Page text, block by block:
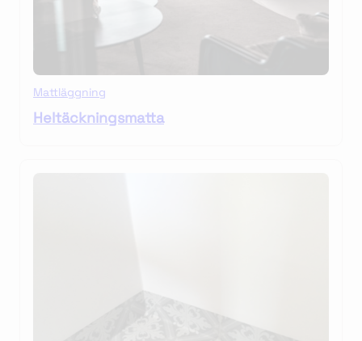
Mattläggning
Heltäckningsmatta